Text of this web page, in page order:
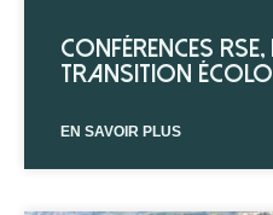
Conférences
transition
EN SAVOIR PLUS